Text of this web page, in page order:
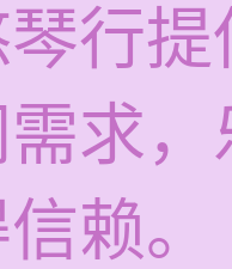
行
求
赖。